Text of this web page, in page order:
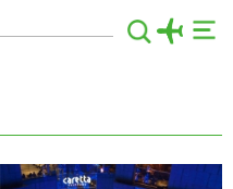
料のテーマパークや、一日中楽しめ